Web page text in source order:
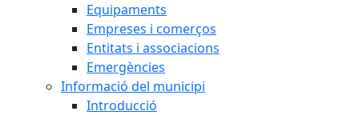
Equipaments
Empreses i comerços
Entitats i associacions
Emergències
Informació del municipi
Introducció